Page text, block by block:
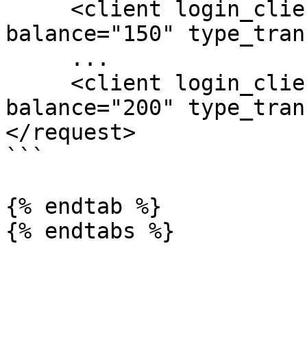
balance="150"
balance="200"
</request>
```
{% endtab %}